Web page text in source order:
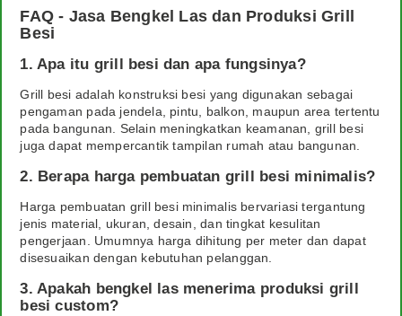
FAQ - Jasa Bengkel Las dan Produksi Grill
Besi
1. Apa itu grill besi dan apa fungsinya?
Grill besi adalah konstruksi besi yang digunakan sebagai
pengaman pada jendela, pintu, balkon, maupun area tertentu
pada bangunan. Selain meningkatkan keamanan, grill besi
juga dapat mempercantik tampilan rumah atau bangunan.
2. Berapa harga pembuatan grill besi minimalis?
Harga pembuatan grill besi minimalis bervariasi tergantung
jenis material, ukuran, desain, dan tingkat kesulitan
pengerjaan. Umumnya harga dihitung per meter dan dapat
disesuaikan dengan kebutuhan pelanggan.
3. Apakah bengkel las menerima produksi grill
besi custom?